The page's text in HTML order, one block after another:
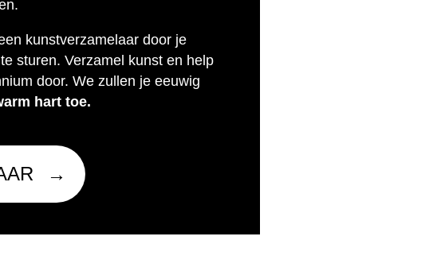
kunstverzamelaar door je
sturen. Verzamel kunst en help
door. We zullen je eeuwig
hart toe.